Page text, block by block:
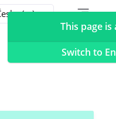
This page is
Switch to